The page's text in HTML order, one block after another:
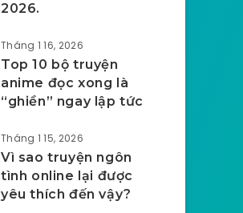
2026.
Tháng 1 16, 2026
Top 10 bộ truyện
anime đọc xong là
“ghiền” ngay lập tức
Tháng 1 15, 2026
Vì sao truyện ngôn
tình online lại được
yêu thích đến vậy?